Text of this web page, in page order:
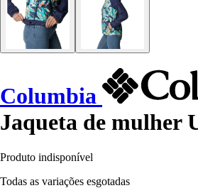
Columbia
Jaqueta de mulher
Produto indisponível
Todas as variações esgotadas